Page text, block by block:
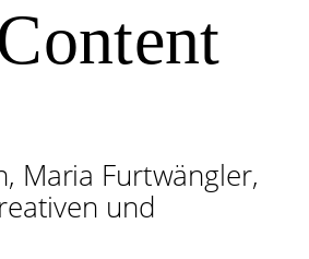
Maria Furtwängler,
und